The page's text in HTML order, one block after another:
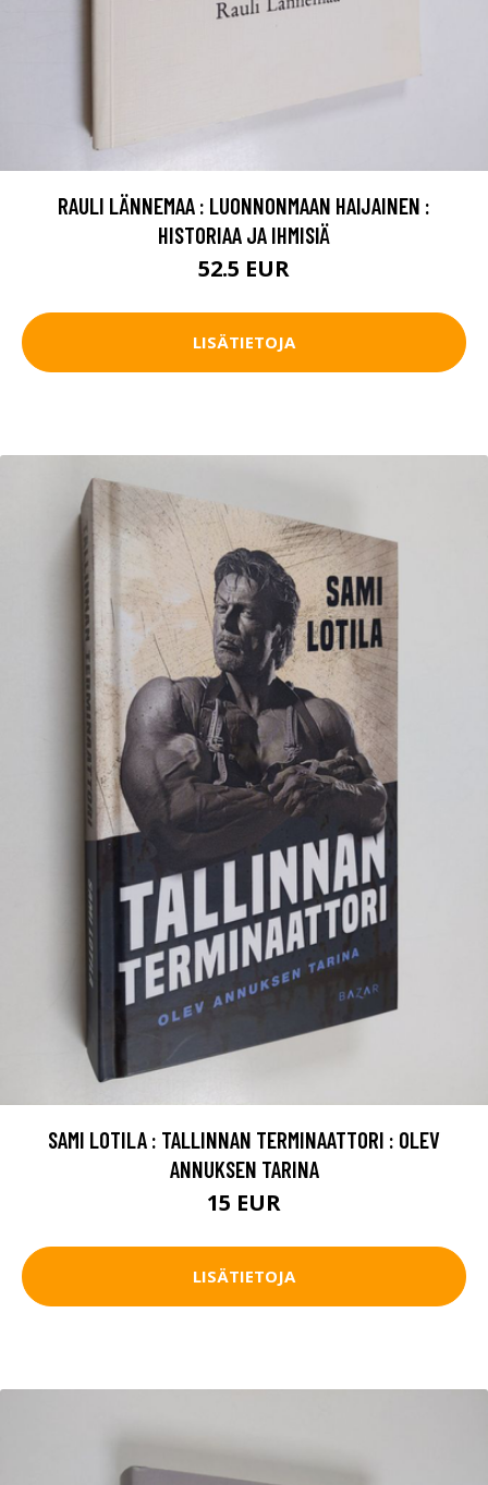
RAULI LÄNNEMAA : LUONNONMAAN HAIJAINEN :
HISTORIAA JA IHMISIÄ
52.5 EUR
LISÄTIETOJA
SAMI LOTILA : TALLINNAN TERMINAATTORI : OLEV
ANNUKSEN TARINA
15 EUR
LISÄTIETOJA